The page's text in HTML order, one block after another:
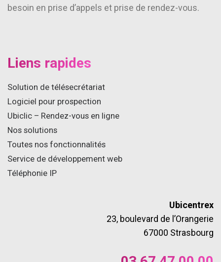
besoin en prise d’appels et prise de rendez-vous.
Liens rapides
Solution de télésecrétariat
Logiciel pour prospection
Ubiclic – Rendez-vous en ligne
Nos solutions
Toutes nos fonctionnalités
Service de développement web
Téléphonie IP
Ubicentrex
23, boulevard de l’Orangerie
67000 Strasbourg